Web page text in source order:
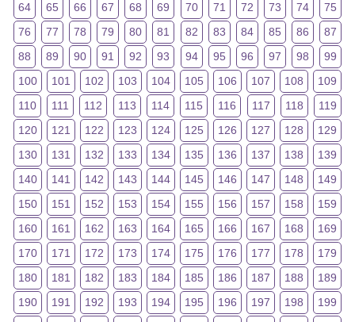
64
65 66 67 68 69 70 71 72 73 74
75
76
77 78 79 80 81 82 83 84 85 86
87
88
89 90 91 92 93 94 95 96 97 98
99
100
101 102 103 104 105 106 107 108
109
110
111 112 113 114 115 116 117 118
119
120
121 122 123 124 125 126 127 128
129
130
131 132 133 134 135 136 137 138
139
140
141 142 143 144 145 146 147 148
149
150
151 152 153 154 155 156 157 158
159
160
161 162 163 164 165 166 167 168
169
170
171 172 173 174 175 176 177 178
179
180
181 182 183 184 185 186 187 188
189
190
191 192 193 194 195 196 197 198
199